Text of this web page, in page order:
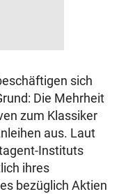
sich
Die Mehrheit
zum Klassiker
aus. Laut
Instituts
ihres
bezüglich Aktien